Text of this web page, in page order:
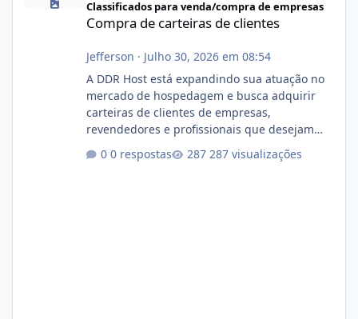
Classificados para venda/compra de empresas
Compra de carteiras de clientes
Jefferson · Julho 30, 2026 em 08:54
A DDR Host está expandindo sua atuação no
mercado de hospedagem e busca adquirir
carteiras de clientes de empresas,
revendedores e profissionais que desejam
operação. Se você possui clientes ativos de
0 respostas 287 visualizações